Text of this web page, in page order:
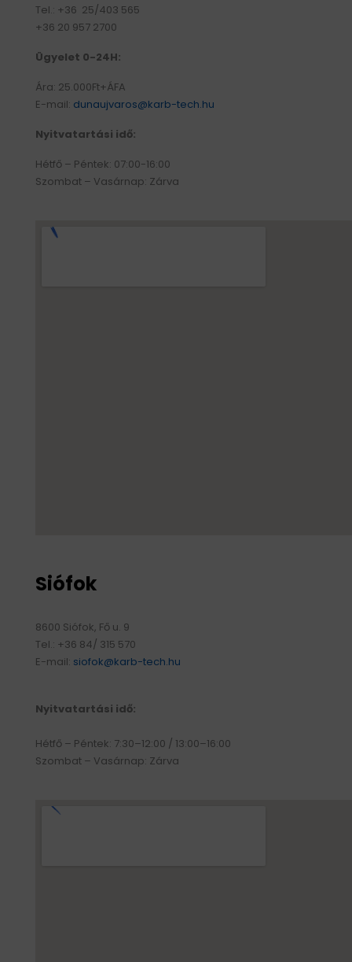
Tel.: +36 25/403 565
+36 20 957 2700
Ügyelet 0-24H:
Ára: 25.000Ft+ÁFA
E-mail: dunaujvaros@karb-tech.hu
Nyitvatartási idő:
Hétfő – Péntek: 07:00-16:00
Szombat – Vasárnap: Zárva
Siófok
8600 Siófok, Fő u. 9
Tel.: +36 84/ 315 570
E-mail: siofok@karb-tech.hu
Nyitvatartási idő:
Hétfő – Péntek: 7:30–12:00 / 13:00–16:00
Szombat – Vasárnap: Zárva